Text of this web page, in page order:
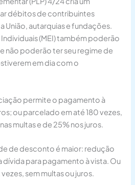
débitos de contribuintes
União, autarquias e fundações.
(MEI) também poderão
não poderão ter seu regime de
em dia com o
permite o pagamento à
ou parcelado em até 180 vezes,
multas e de 25% nos juros.
de desconto é maior: redução
para pagamento à vista. Ou
sem multas ou juros.